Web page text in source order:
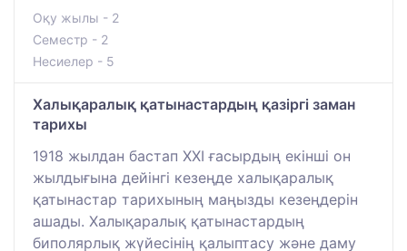
Оқу жылы - 2
Семестр - 2
Несиелер - 5
Халықаралық қатынастардың қазіргі заман
тарихы
1918 жылдан бастап ХХІ ғасырдың екінші он
жылдығына дейінгі кезеңде халықаралық
қатынастар тарихының маңызды кезеңдерін
ашады. Халықаралық қатынастардың
биполярлық жүйесінің қалыптасу және даму